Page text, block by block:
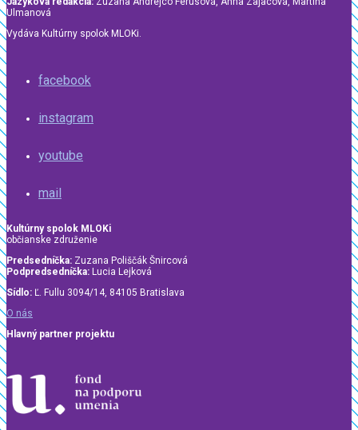
Ulmanová
Vydáva Kultúrny spolok MLOKi.
facebook
instagram
youtube
mail
Kultúrny spolok MLOKi
občianske združenie
Predsedníčka: Zuzana Poliščák Šnircová
Podpredsedníčka: Lucia Lejková
Sídlo: Ľ. Fullu 3094/14, 84105 Bratislava
O nás
Hlavný partner projektu